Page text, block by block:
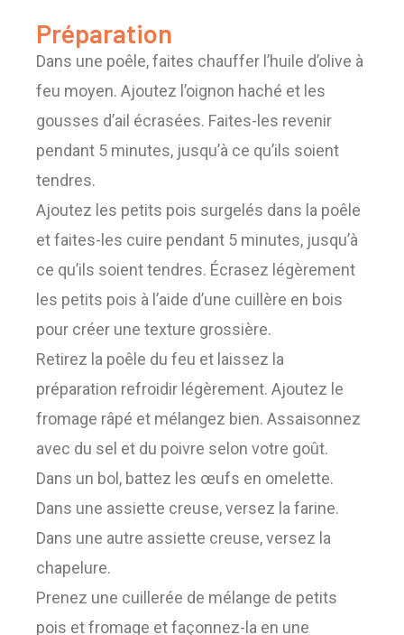
Préparation
Dans une poêle, faites chauffer l’huile d’olive à
feu moyen. Ajoutez l’oignon haché et les
gousses d’ail écrasées. Faites-les revenir
pendant 5 minutes, jusqu’à ce qu’ils soient
tendres.
Ajoutez les petits pois surgelés dans la poêle
et faites-les cuire pendant 5 minutes, jusqu’à
ce qu’ils soient tendres. Écrasez légèrement
les petits pois à l’aide d’une cuillère en bois
pour créer une texture grossière.
Retirez la poêle du feu et laissez la
préparation refroidir légèrement. Ajoutez le
fromage râpé et mélangez bien. Assaisonnez
avec du sel et du poivre selon votre goût.
Dans un bol, battez les œufs en omelette.
Dans une assiette creuse, versez la farine.
Dans une autre assiette creuse, versez la
chapelure.
Prenez une cuillerée de mélange de petits
pois et fromage et façonnez-la en une